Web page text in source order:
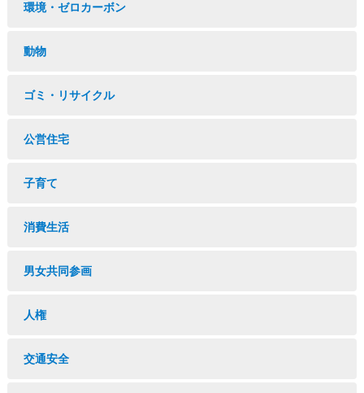
環境・ゼロカーボン
動物
ゴミ・リサイクル
公営住宅
子育て
消費生活
男女共同参画
人権
交通安全